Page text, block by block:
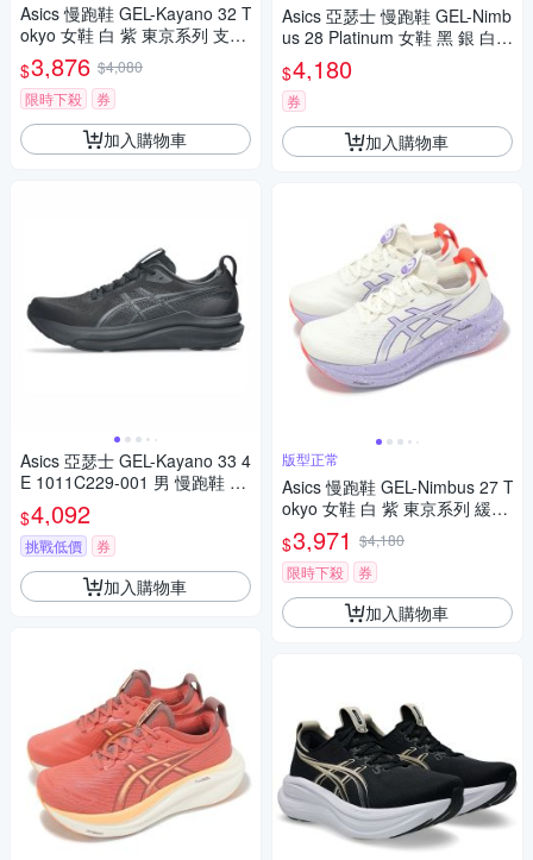
Asics 慢跑鞋 GEL-Kayano 32 T
okyo 女鞋 白 紫 東京系列 支撐
運動鞋 亞瑟士 1012B915500
$3,876 $4,080
限時下殺
券
加入購物車
Asics 亞瑟士 GEL-Kayano 33 4
E 1011C229-001 男 慢跑鞋 超
寬楦 支撐 黑
$4,092
挑戰低價 券
加入購物車
Asics 亞瑟士 慢跑鞋 GEL-Nimb
us 28 Platinum 女鞋 黑 銀 白金
系列 1012B978001
$4,180
券
加入購物車
版型正常
Asics 慢跑鞋 GEL-Nimbus 27 T
okyo 女鞋 白 紫 東京系列 緩震
厚底 運動鞋 亞瑟士 1012B913
500
$3,971 $4,180
限時下殺
券
加入購物車